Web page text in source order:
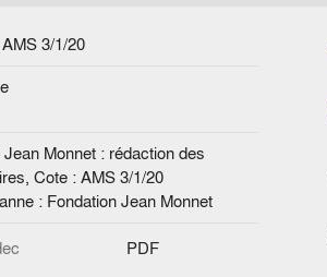
3/1/20
Monnet : rédaction des
Cote : AMS 3/1/20
: Fondation Jean Monnet
PDF